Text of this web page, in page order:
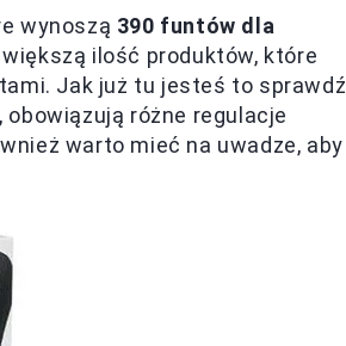
wynoszą 390 funtów dla
ilość produktów, które
Jak już tu jesteś to sprawdź
obowiązują różne regulacje
warto mieć na uwadze, aby